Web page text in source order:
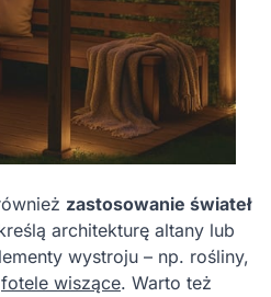
zastosowanie świateł
architekturę altany lub
wystroju – np. rośliny,
fotele wiszące. Warto też